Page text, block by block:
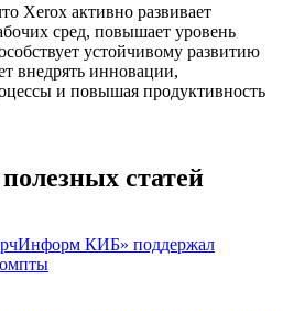
Xerox активно развивает
сред, повышает уровень
устойчивому развитию
внедрять инновации,
и повышая продуктивность
статей
КИБ» поддержал